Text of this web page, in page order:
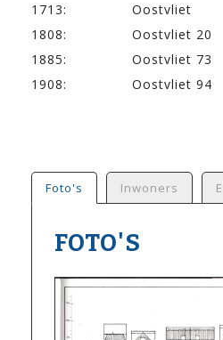
1713:
Oostvliet
1808:
Oostvliet 20
1885:
Oostvliet 73
1908:
Oostvliet 94
Foto's Inwoners
FOTO'S